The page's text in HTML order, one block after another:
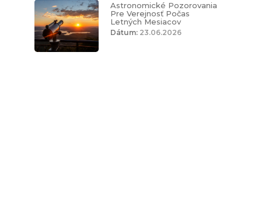
Astronomické Pozorovania
Pre Verejnosť Počas
Letných Mesiacov
Dátum: 23.06.2026